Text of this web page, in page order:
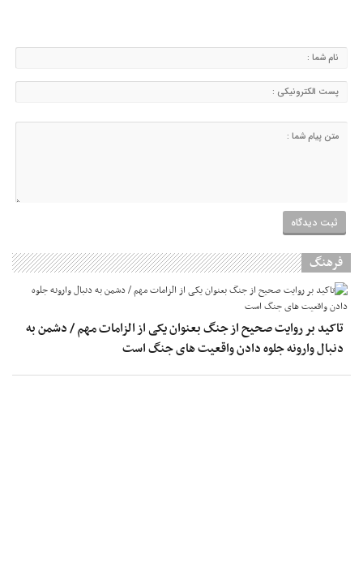
فرهنگ
تاکید بر روایت صحیح از جنگ بعنوان یکی از الزامات مهم / دشمن به
دنبال وارونه جلوه دادن واقعیت های جنگ است